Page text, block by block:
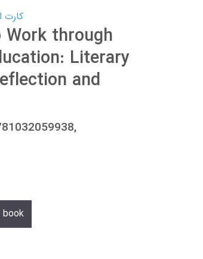
کارت اعتباری
through
Literary
and